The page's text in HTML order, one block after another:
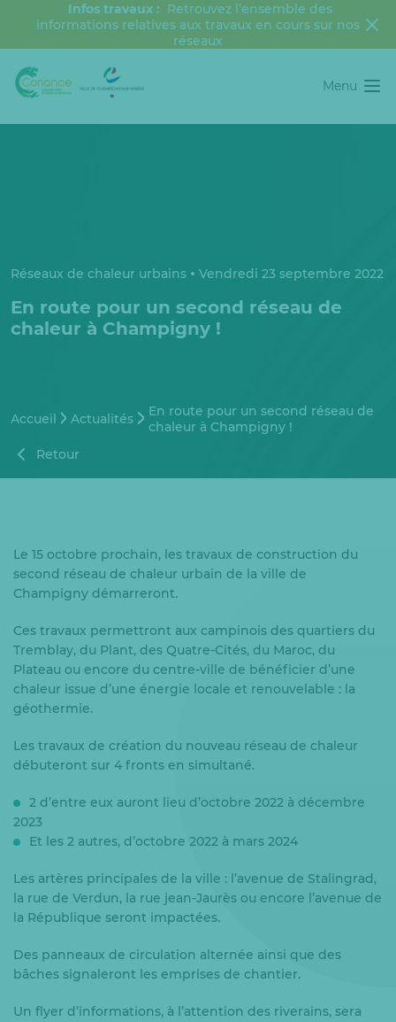
Infos travaux : Retrouvez l’ensemble des
informations relatives aux travaux en cours sur nos
réseaux
Menu
Réseaux de chaleur urbains Vendredi 23 septembre 2022
En route pour un second réseau de
chaleur à Champigny !
Accueil Actualités
En route pour un second réseau de
chaleur à Champigny !
Retour
Le 15 octobre prochain, les travaux de construction du
second réseau de chaleur urbain de la ville de
Champigny démarreront.
Ces travaux permettront aux campinois des quartiers du
Tremblay, du Plant, des Quatre-Cités, du Maroc, du
Plateau ou encore du centre-ville de bénéficier d’une
chaleur issue d’une énergie locale et renouvelable : la
géothermie.
Les travaux de création du nouveau réseau de chaleur
débuteront sur 4 fronts en simultané.
2 d’entre eux auront lieu d’octobre 2022 à décembre
2023
Et les 2 autres, d’octobre 2022 à mars 2024
Les artères principales de la ville : l’avenue de Stalingrad,
la rue de Verdun, la rue jean-Jaurès ou encore l’avenue de
la République seront impactées.
Des panneaux de circulation alternée ainsi que des
bâches signaleront les emprises de chantier.
Un flyer d’informations, à l’attention des riverains, sera